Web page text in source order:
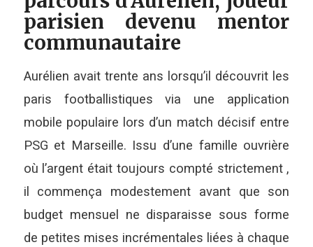
parisien devenu mentor
communautaire
Aurélien avait trente ans lorsqu’il découvrit les
paris footballistiques via une application
mobile populaire lors d’un match décisif entre
PSG et Marseille. Issu d’une famille ouvrière
où l’argent était toujours compté stricte­ment ,
il commença modestement avant que son
budget mensuel ne disparaisse sous forme
de petites mises incrémentales liées à chaque